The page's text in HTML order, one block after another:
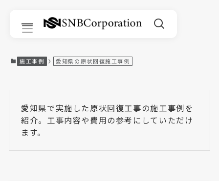
サービス一覧
原状回復工事
施工事例 愛知県の原状回復施工事例
愛知県で実施した原状回復工事の施工事例を
紹介。工事内容や費用の参考にしていただけ
ます。